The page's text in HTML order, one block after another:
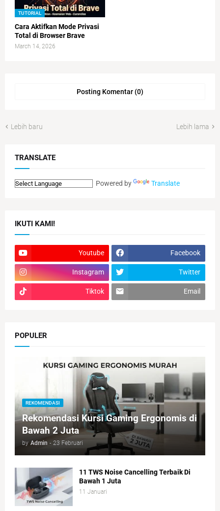
TUTORIAL
Cara Aktifkan Mode Privasi
Total di Browser Brave
March 14, 2026
Posting Komentar (0)
Lebih baru Lebih lama
TRANSLATE
Powered by Translate
IKUTI KAMI!
Youtube Facebook
Instagram Twitter
Tiktok Email
POPULER
REKOMENDASI
Rekomendasi Kursi Gaming Ergonomis di
Bawah 2 Juta
by Admin - 23 Februari
11 TWS Noise Cancelling Terbaik Di
Bawah 1 Juta
11 Januari